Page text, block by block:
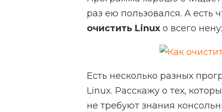
раз ею пользовался. А есть
очистить Linux о всего
Есть несколько разных
Linux. Расскажу о тех,
не требуют знания